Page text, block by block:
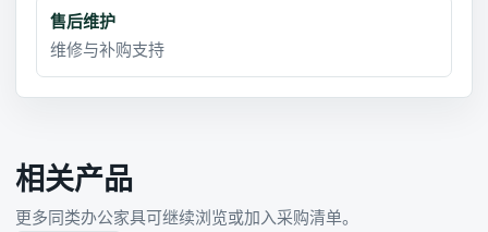
售后维护
维修与补购支持
相关产品
更多同类办公家具可继续浏览或加入采购清单。